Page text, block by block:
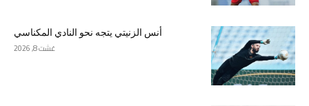
أنس الزنيتي يتجه نحو النادي المكناسي
غشت 8, 2026